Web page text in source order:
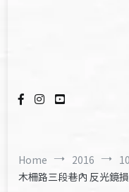
Home 2016
木柵路三段巷內 反光鏡